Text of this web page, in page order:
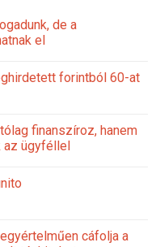
de a
el
forintból 60-at
finanszíroz, hanem
az ügyféllel
cáfolja a